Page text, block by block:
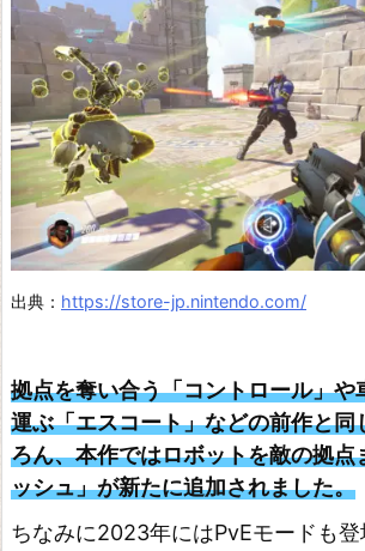
ス
ー
パ
ー
ボ
ン
バ
ー
マ
R
オ
ン
ラ
イ
出典： https://store-jp.nintendo.com/
拠点を奪い合う「コントロール」や
運ぶ「エスコート」などの前作と同
ろん、本作ではロボットを敵の拠点
ッシュ」が新たに追加されました。
ちなみに2023年にはPvEモードも